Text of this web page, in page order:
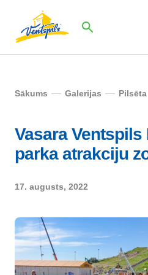
Sākums Galerijas Pilsēta
Vasara
parka atrakciju
17. augusts, 2022